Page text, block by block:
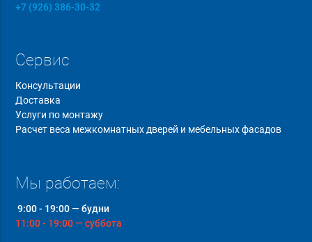
+7 (926) 386-30-32
Сервис
Консультации
Доставка
Услуги по монтажу
Расчет веса межкомнатных дверей и мебельных фасадов
Мы работаем:
9:00 - 19:00 — будни
11:00 - 19:00 — суббота